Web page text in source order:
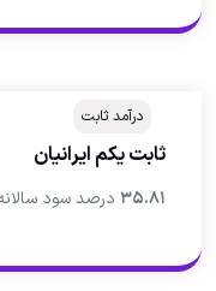
ثابت یکم ایرانیان
۳۵.۸۱ درصد سود سالانه
درآمد ثابت